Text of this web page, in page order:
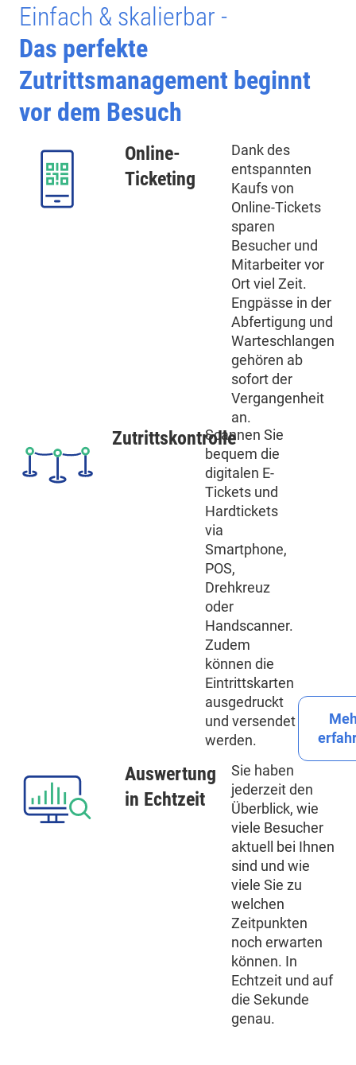
Einfach & skalierbar -
Das perfekte
Zutrittsmanagement beginnt
vor dem Besuch
Online-
Ticketing
Dank des
entspannten
Kaufs von
Online-Tickets
sparen
Besucher und
Mitarbeiter vor
Ort viel Zeit.
Engpässe in der
Abfertigung und
Warteschlangen
gehören ab
sofort der
Vergangenheit
an.
ZutrittskontrolleScannen Sie
bequem die
digitalen E-
Tickets und
Hardtickets
via
Smartphone,
POS,
Drehkreuz
oder
Handscanner.
Zudem
können die
Eintrittskarten
ausgedruckt
und versendet
werden.
Auswertung
in Echtzeit
Sie haben
jederzeit den
Überblick, wie
viele Besucher
aktuell bei Ihnen
sind und wie
viele Sie zu
welchen
Zeitpunkten
noch erwarten
können. In
Echtzeit und auf
die Sekunde
genau.